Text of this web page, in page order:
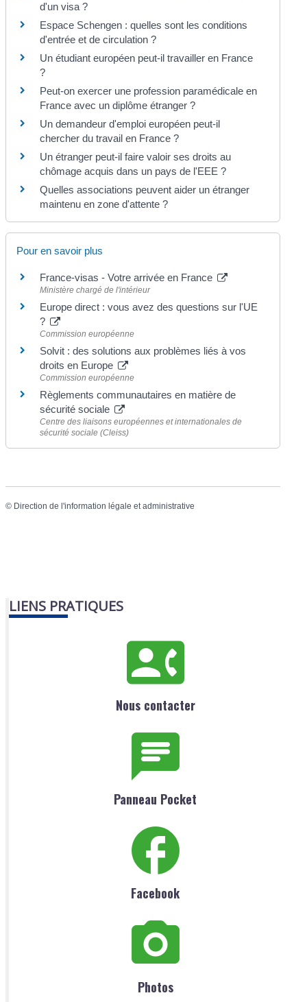
d'un visa ?
Espace Schengen : quelles sont les conditions
d'entrée et de circulation ?
Un étudiant européen peut-il travailler en France
?
Peut-on exercer une profession paramédicale en
France avec un diplôme étranger ?
Un demandeur d'emploi européen peut-il
chercher du travail en France ?
Un étranger peut-il faire valoir ses droits au
chômage acquis dans un pays de l'EEE ?
Quelles associations peuvent aider un étranger
maintenu en zone d'attente ?
Pour en savoir plus
France-visas - Votre arrivée en France
Ministère chargé de l'intérieur
Europe direct : vous avez des questions sur l'UE
?
Commission européenne
Solvit : des solutions aux problèmes liés à vos
droits en Europe
Commission européenne
Règlements communautaires en matière de
sécurité sociale
Centre des liaisons européennes et internationales de
sécurité sociale (Cleiss)
© Direction de l'information légale et administrative
LIENS PRATIQUES
Nous contacter
Panneau Pocket
Facebook
Photos